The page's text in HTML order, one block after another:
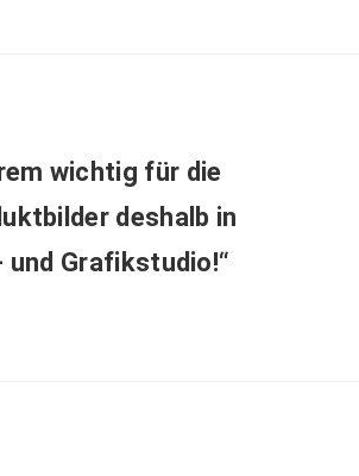
wichtig für die
deshalb in
Grafikstudio!“